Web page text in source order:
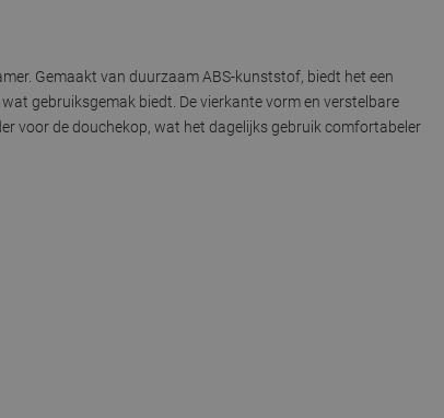
Gemaakt van duurzaam ABS-kunststof, biedt het een
gebruiksgemak biedt. De vierkante vorm en verstelbare
voor de douchekop, wat het dagelijks gebruik comfortabeler